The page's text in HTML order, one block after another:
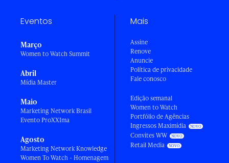
Eventos
Março
Women to Watch Summit
Abril
Mídia Master
Maio
Marketing Network Brasil
Evento ProXXIma
Agosto
Marketing Network Knowledge
Women To Watch - Homenagem
Mais
Assine
Renove
Anuncie
Política de privacidade
Fale conosco
Edição semanal
Women to Watch
Portfólio de Agências
Ingressos Maximídia
Convites WW
Retail Media